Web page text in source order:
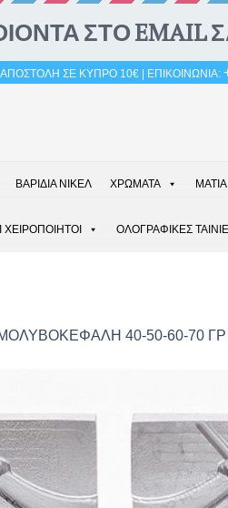
ΣΕ ΚΥΠΡΟ 10€ | ΕΠΙΚΟΙΝΩΝΙΑ:
ΒΑΡΙΔΙΑ ΝΙΚΕΛ ΧΡΩΜΑΤΑ ΜΑΤΙΑ
ΧΕΙΡΟΠΟΙΗΤΟΙ ΟΛΟΓΡΑΦΙΚΕΣ
40-50-60-70 ΓΡ